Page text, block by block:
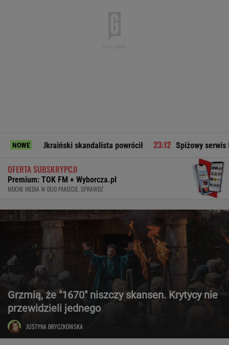
NOWEskandalista powrócił Spiżowy serwis Huberta
OFERTA SUBSKRYPCJI
Premium: TOK FM + Wyborcza.pl
MOCNE MEDIA W DUO PAKIECIE. SPRAWDŹ
Grzmią, że "1670" niszczy skansen. Krytycy nie
przewidzieli jednego
JUSTYNA BRYCZKOWSKA